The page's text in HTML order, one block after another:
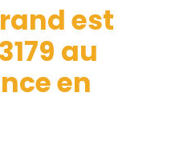
est
au
en